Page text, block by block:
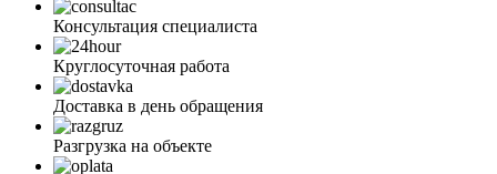
Консультация специалиста
Круглосуточная работа
Доставка в день обращения
Разгрузка на объекте